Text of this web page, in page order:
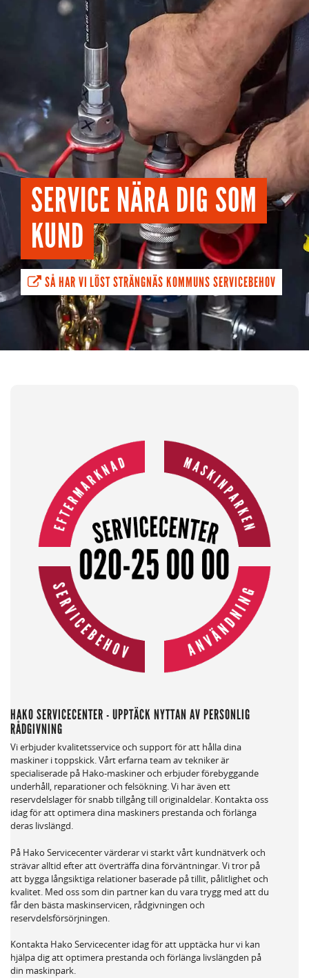
SERVICE NÄRA DIG SOM
KUND
SÅ HAR VI LÖST STRÄNGNÄS KOMMUNS SERVICEBEHOV
HAKO SERVICECENTER - UPPTÄCK NYTTAN AV PERSONLIG
RÅDGIVNING
Vi erbjuder kvalitetsservice och support för att hålla dina
maskiner i toppskick. Vårt erfarna team av tekniker är
specialiserade på Hako-maskiner och erbjuder förebyggande
underhåll, reparationer och felsökning. Vi har även ett
reservdelslager för snabb tillgång till originaldelar. Kontakta oss
idag för att optimera dina maskiners prestanda och förlänga
deras livslängd.
På Hako Servicecenter värderar vi starkt vårt kundnätverk och
strävar alltid efter att överträffa dina förväntningar. Vi tror på
att bygga långsiktiga relationer baserade på tillit, pålitlighet och
kvalitet. Med oss som din partner kan du vara trygg med att du
får den bästa maskinservicen, rådgivningen och
reservdelsförsörjningen.
Kontakta Hako Servicecenter idag för att upptäcka hur vi kan
hjälpa dig att optimera prestanda och förlänga livslängden på
din maskinpark.